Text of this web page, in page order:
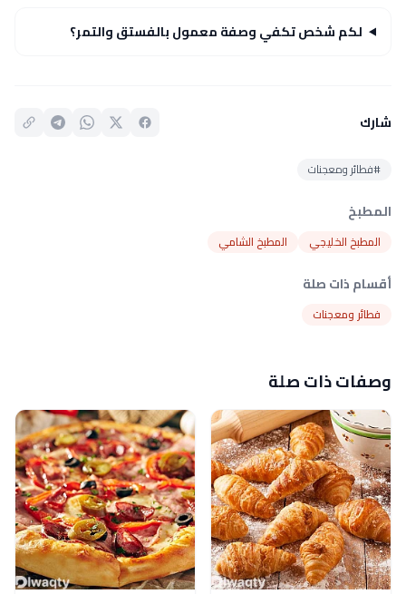
لكم شخص تكفي وصفة معمول بالفستق والتمر؟
شارك
#فطائر ومعجنات
المطبخ
المطبخ الخليجي المطبخ الشامي
أقسام ذات صلة
فطائر ومعجنات
وصفات ذات صلة